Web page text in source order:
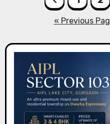
pagination
« Previous